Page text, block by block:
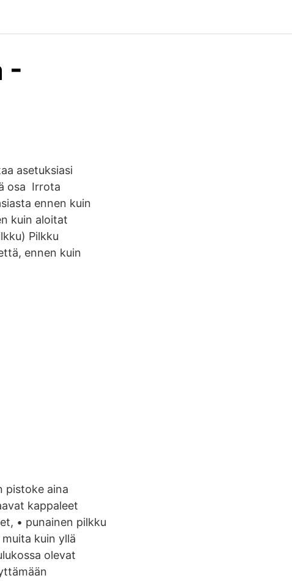
-
asetuksiasi
osa Irrota
ennen kuin
kuin aloitat
Pilkku
ennen kuin
pistoke aina
kappaleet
• punainen pilkku
kuin yllä
olevat